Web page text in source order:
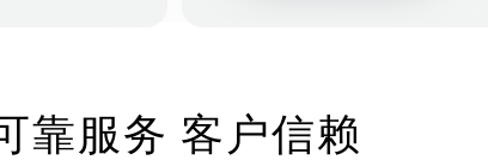
靠服务 客户信赖